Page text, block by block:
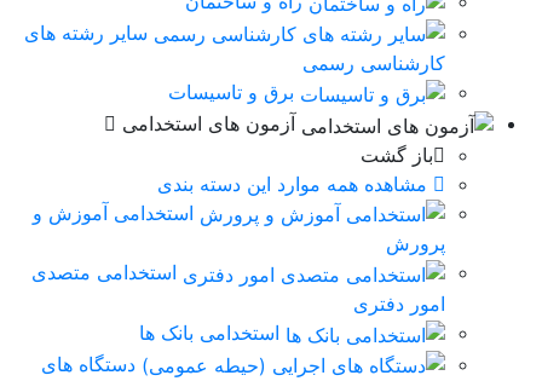
سایر رشته های
کارشناسی رسمی
برق و تاسيسات
آزمون های استخدامی
باز گشت
مشاهده همه موارد این دسته بندی
استخدامی آموزش و
پرورش
استخدامی متصدی
امور دفتری
استخدامی بانک ها
دستگاه های